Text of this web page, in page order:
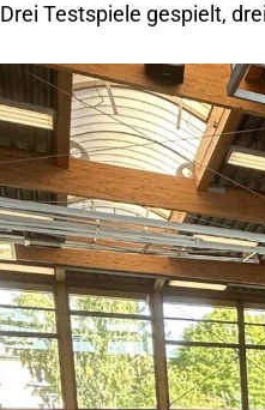
Drei Testspiele gespielt,